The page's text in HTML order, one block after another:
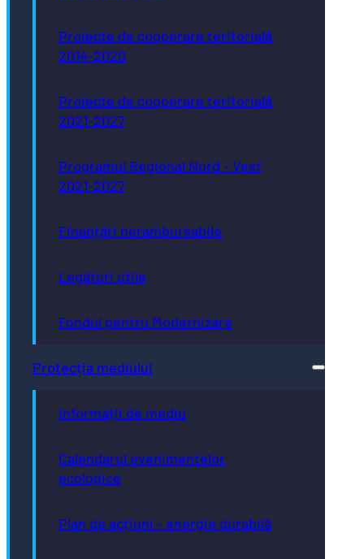
Proiecte de cooperare teritorială
2014-2020
Proiecte de cooperare teritorială
2021-2027
Programul Regional Nord - Vest
2021-2027
Finanțări nerambursabile
Legături utile
Fondul pentru Modernizare
Protecția mediului
Informații de mediu
Calendarul evenimentelor
ecologice
Plan de acțiuni - energie durabilă